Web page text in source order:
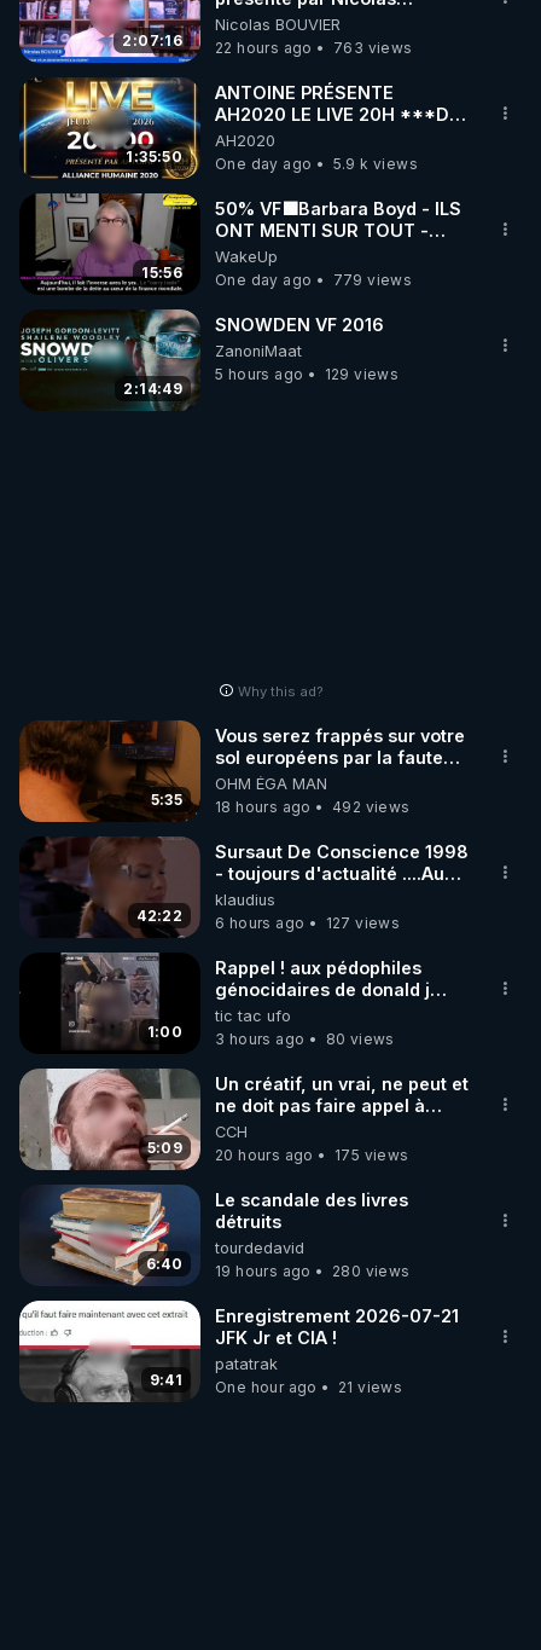
2:07:16
BOUVIER
Nicolas BOUVIER
22 hours ago
763 views
1:35:50
ANTOINE PRÉSENTE
AH2020 LE LIVE 20H ***DU
06/08/2026***
AH2020
One day ago
5.9 k views
15:56
50% VF🟩Barbara Boyd - ILS
ONT MENTI SUR TOUT -
Jocelyne Traduction
WakeUp
One day ago
779 views
2:14:49
SNOWDEN VF 2016
ZanoniMaat
5 hours ago
129 views
Why this ad?
5:35
Vous serez frappés sur votre
sol européens par la faute
des dirigeants qui s'en
mettent dans le nez
OHM ÉGA MAN
18 hours ago
492 views
42:22
Sursaut De Conscience 1998
- toujours d'actualité ....Au
Dela Du Réel
klaudius
6 hours ago
127 views
1:00
Rappel ! aux pédophiles
génocidaires de donald j
trump et ses supporters
trumpistes 424et 666.
tic tac ufo
3 hours ago
80 views
5:09
Un créatif, un vrai, ne peut et
ne doit pas faire appel à
l'intelligence artificielle
CCH
20 hours ago
175 views
6:40
Le scandale des livres
détruits
tourdedavid
19 hours ago
280 views
9:41
Enregistrement 2026-07-21
JFK Jr et CIA !
patatrak
One hour ago
21 views